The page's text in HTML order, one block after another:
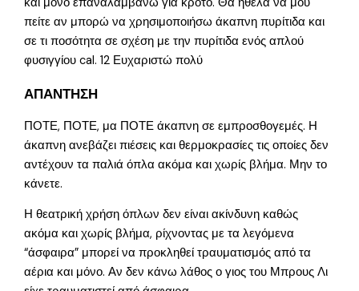
πείτε αν μπορώ να χρησιμοποιήσω άκαπνη πυρίτιδα και
σε τι ποσότητα σε σχέση με την πυρίτιδα ενός απλού
φυσιγγίου cal. 12 Ευχαριστώ πολύ
ΑΠΑΝΤΗΣΗ
ΠΟΤΕ, ΠΟΤΕ, μα ΠΟΤΕ άκαπνη σε εμπροσθογεμές. Η
άκαπνη ανεβάζει πιέσεις και θερμοκρασίες τις οποίες δεν
αντέχουν τα παλιά όπλα ακόμα και χωρίς βλήμα. Μην το
κάνετε.
Η θεατρική χρήση όπλων δεν είναι ακίνδυνη καθώς
ακόμα και χωρίς βλήμα, ρίχνοντας με τα λεγόμενα
“άσφαιρα” μπορεί να προκληθεί τραυματισμός από τα
αέρια και μόνο. Αν δεν κάνω λάθος ο γιος του Μπρους Λι